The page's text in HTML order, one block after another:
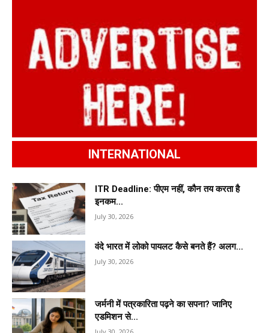
INTERNATIONAL
ITR Deadline: पीएम नहीं, कौन तय करता है
इनकम...
July 30, 2026
वंदे भारत में लोको पायलट कैसे बनते हैं? अलग...
July 30, 2026
जर्मनी में पत्रकारिता पढ़ने का सपना? जानिए
एडमिशन से...